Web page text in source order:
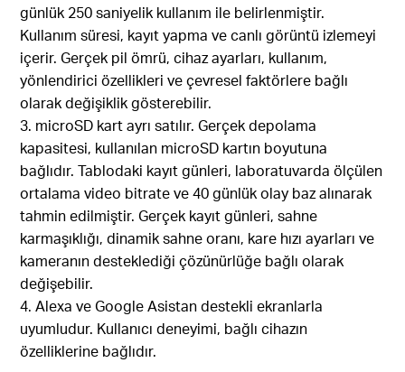
günlük 250 saniyelik kullanım ile belirlenmiştir.
Kullanım süresi, kayıt yapma ve canlı görüntü izlemeyi
içerir. Gerçek pil ömrü, cihaz ayarları, kullanım,
yönlendirici özellikleri ve çevresel faktörlere bağlı
olarak değişiklik gösterebilir.
3. microSD kart ayrı satılır. Gerçek depolama
kapasitesi, kullanılan microSD kartın boyutuna
bağlıdır. Tablodaki kayıt günleri, laboratuvarda ölçülen
ortalama video bitrate ve 40 günlük olay baz alınarak
tahmin edilmiştir. Gerçek kayıt günleri, sahne
karmaşıklığı, dinamik sahne oranı, kare hızı ayarları ve
kameranın desteklediği çözünürlüğe bağlı olarak
değişebilir.
4. Alexa ve Google Asistan destekli ekranlarla
uyumludur. Kullanıcı deneyimi, bağlı cihazın
özelliklerine bağlıdır.